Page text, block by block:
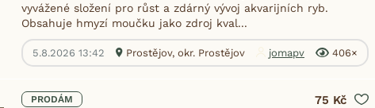
vyvážené složení pro růst a zdárný vývoj akvarijních ryb.
Obsahuje hmyzí moučku jako zdroj kval...
5.8.2026 13:42 Prostějov, okr. Prostějov jomapv 406×
PRODÁM 75 Kč